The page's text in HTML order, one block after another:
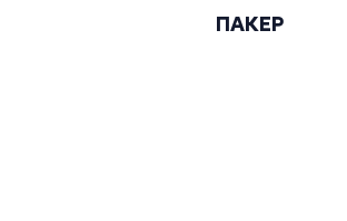
ПАКЕР